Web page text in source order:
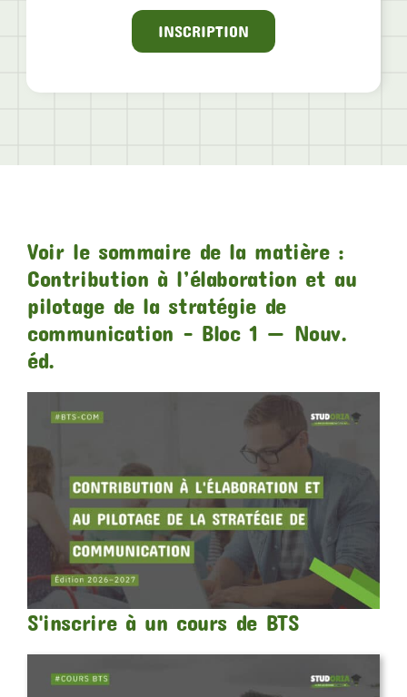
INSCRIPTION
Voir le sommaire de la matière :
Contribution à l’élaboration et au
pilotage de la stratégie de
communication – Bloc 1 — Nouv.
éd.
S'inscrire à un cours de BTS